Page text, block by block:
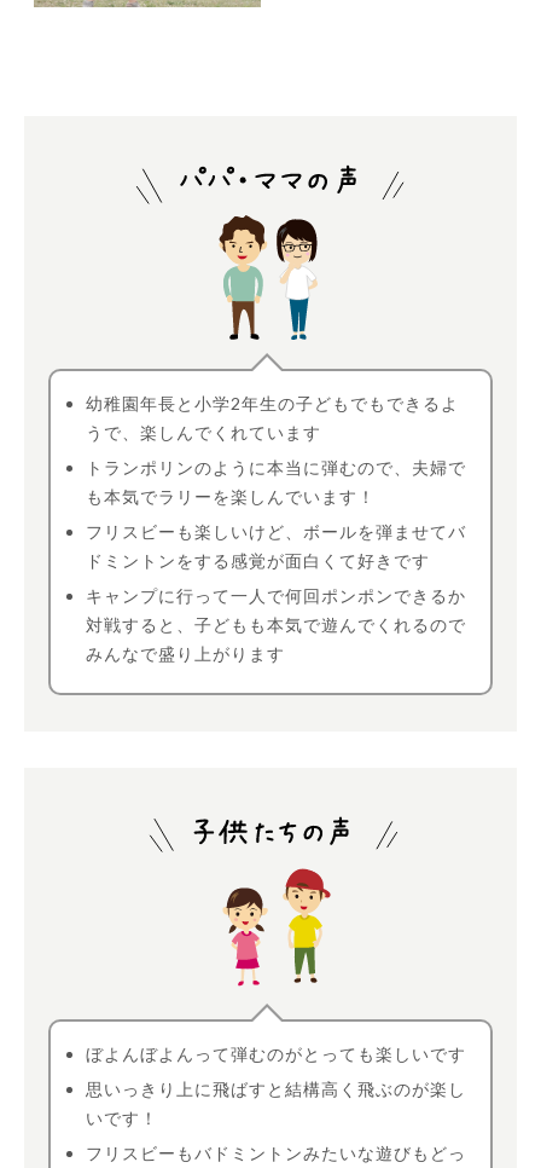
幼稚園年長と小学2年生の子どもでもできるよ
うで、楽しんでくれています
トランポリンのように本当に弾むので、夫婦で
も本気でラリーを楽しんでいます！
フリスビーも楽しいけど、ボールを弾ませてバ
ドミントンをする感覚が面白くて好きです
キャンプに行って一人で何回ポンポンできるか
対戦すると、子どもも本気で遊んでくれるので
みんなで盛り上がります
ぼよんぼよんって弾むのがとっても楽しいです
思いっきり上に飛ばすと結構高く飛ぶのが楽し
いです！
フリスビーもバドミントンみたいな遊びもどっ